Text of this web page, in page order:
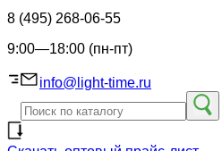
8 (495) 268-06-55
9:00—18:00 (пн-пт)
info@light-time.ru